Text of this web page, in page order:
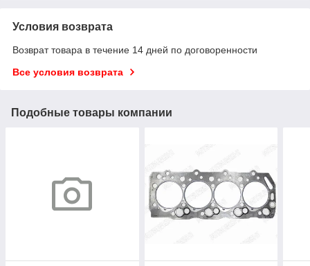
Условия возврата
Возврат товара в течение 14 дней по договоренности
Все условия возврата
Подобные товары компании